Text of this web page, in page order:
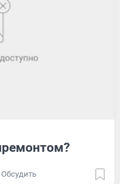
Обсудить